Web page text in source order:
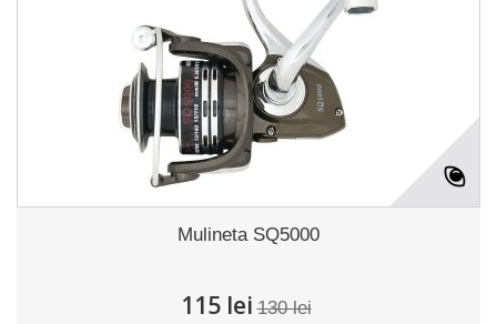
Mulineta SQ5000
115 lei 130 lei